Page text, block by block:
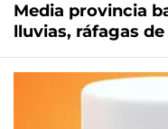
Media provincia
lluvias, ráfagas